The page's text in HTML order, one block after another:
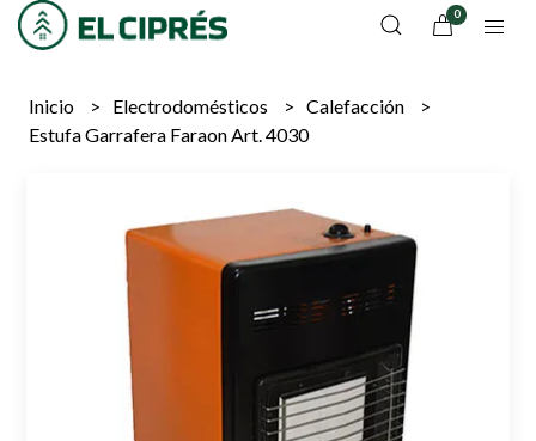
0
Inicio Electrodomésticos
Calefacción
Estufa Garrafera Faraon Art. 4030